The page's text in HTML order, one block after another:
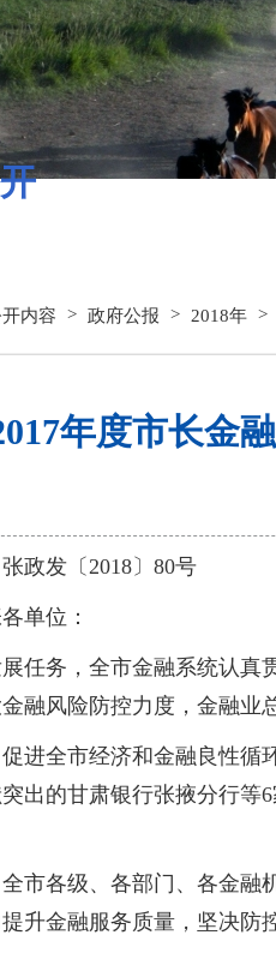
内容 > 政府公报 > 2018年 >
年度市长金
张政发〔2018〕80号
单位：
任务，全市金融系统认
融风险防控力度，金融业
进全市经济和金融良性循
出的甘肃银行张掖分行等
市各级、各部门、各金融
升金融服务质量，坚决防